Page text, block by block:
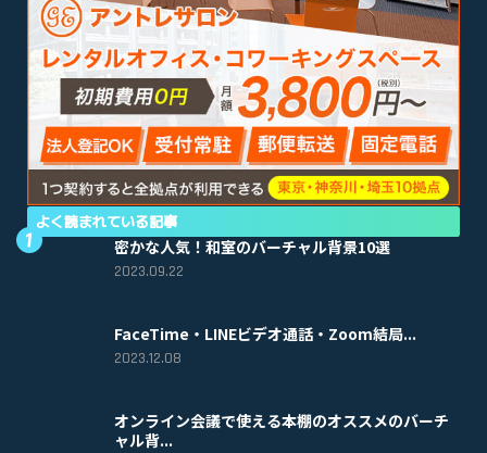
よく読まれている記事
密かな人気！和室のバーチャル背景10選
2023.09.22
FaceTime・LINEビデオ通話・Zoom結局...
2023.12.08
オンライン会議で使える本棚のオススメのバーチ
ャル背...